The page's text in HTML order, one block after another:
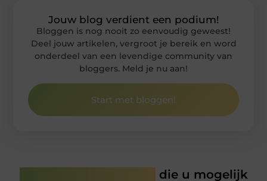
Jouw blog verdient een podium!
Bloggen is nog nooit zo eenvoudig geweest!
Deel jouw artikelen, vergroot je bereik en word
onderdeel van een levendige community van
bloggers. Meld je nu aan!
Start met bloggen!
die u mogelijk